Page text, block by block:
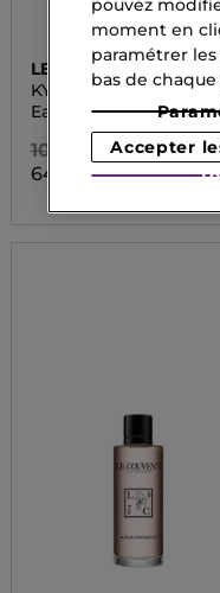
LE COUVENT MAISON
DE PARFUM
KYTHNOS
Eau de Parfum
104,00 CHF
64,50 CHF
moment en
paramétrer
bas de
Accepter